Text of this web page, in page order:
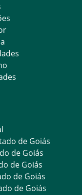
de Goiás
de Goiás
de Goiás
de Goiás
de Goiás